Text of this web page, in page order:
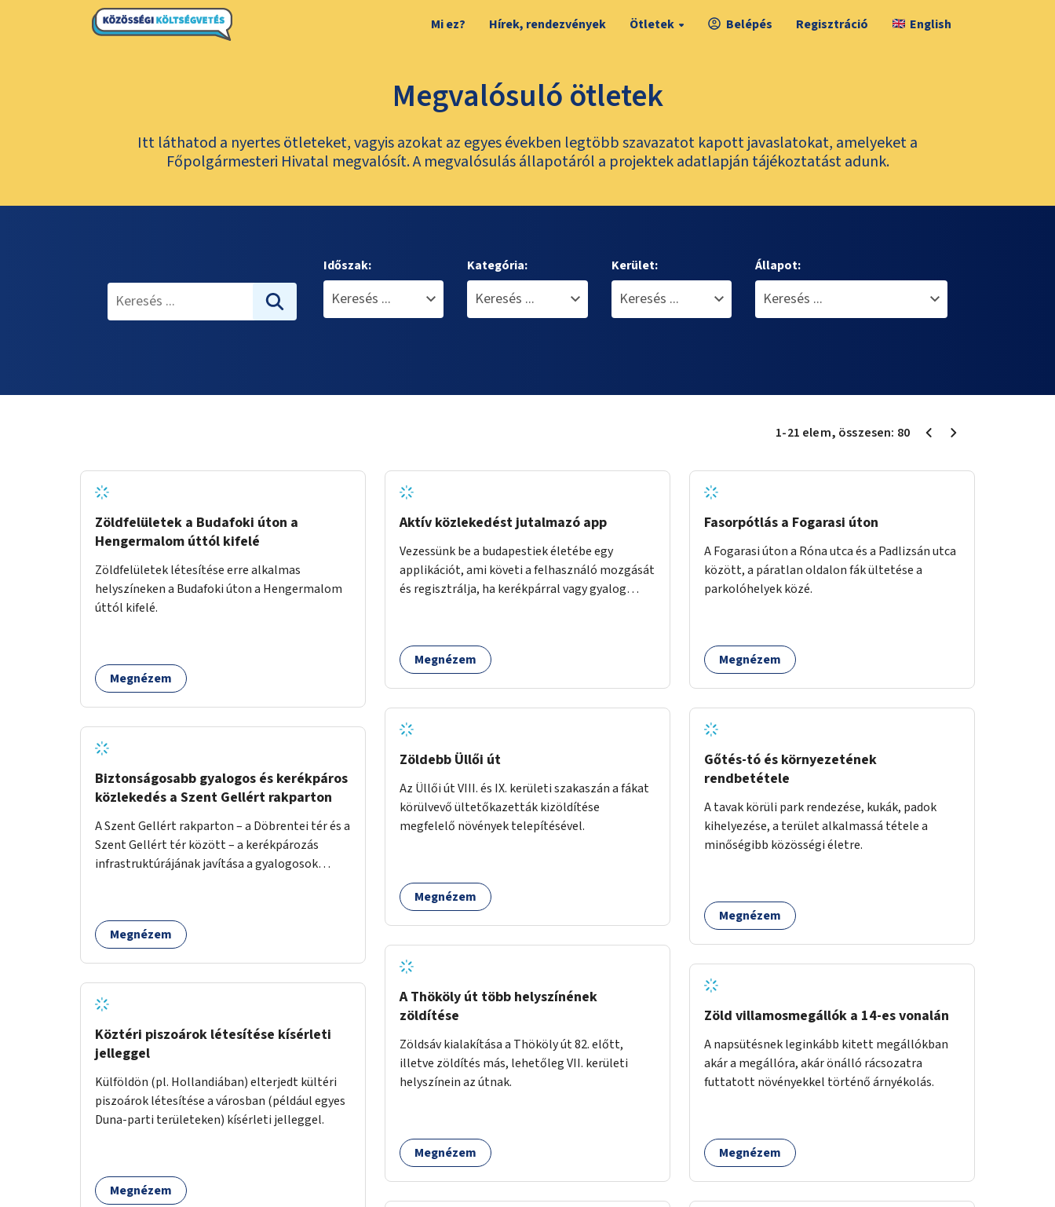
Mi ez? Hírek, rendezvények Ötletek Belépés Regisztráció English
Megvalósuló ötletek
Itt láthatod a nyertes ötleteket, vagyis azokat az egyes években legtöbb szavazatot kapott javaslatokat, amelyeket a
Főpolgármesteri Hivatal megvalósít. A megvalósulás állapotáról a projektek adatlapján tájékoztatást adunk.
Időszak: Kategória: Kerület: Állapot:
1-21 elem, összesen: 80
Zöldfelületek a Budafoki úton a
Hengermalom úttól kifelé
Zöldfelületek létesítése erre alkalmas
helyszíneken a Budafoki úton a Hengermalom
úttól kifelé.
Megnézem
Biztonságosabb gyalogos és kerékpáros
közlekedés a Szent Gellért rakparton
A Szent Gellért rakparton – a Döbrentei tér és a
Szent Gellért tér között – a kerékpározás
infrastruktúrájának javítása a gyalogosok
Megnézem
Köztéri piszoárok létesítése kísérleti
jelleggel
Külföldön (pl. Hollandiában) elterjedt kültéri
piszoárok létesítése a városban (például egyes
Duna-parti területeken) kísérleti jelleggel.
Megnézem
Aktív közlekedést jutalmazó app
Vezessünk be a budapestiek életébe egy
applikációt, ami követi a felhasználó mozgását
és regisztrálja, ha kerékpárral vagy gyalog
üzleti partnereknél kedvezményekre,
ajándékokra válthat a felhasználó.
Megnézem
Zöldebb Üllői út
Az Üllői út VIII. és IX. kerületi szakaszán a fákat
körülvevő ültetőkazetták kizöldítése
megfelelő növények telepítésével.
Megnézem
A Thököly út több helyszínének
zöldítése
Zöldsáv kialakítása a Thököly út 82. előtt,
illetve zöldítés más, lehetőleg VII. kerületi
helyszínein az útnak.
Megnézem
Fasorpótlás a Fogarasi úton
A Fogarasi úton a Róna utca és a Padlizsán utca
között, a páratlan oldalon fák ültetése a
parkolóhelyek közé.
Megnézem
Gőtés-tó és környezetének
rendbetétele
A tavak körüli park rendezése, kukák, padok
kihelyezése, a terület alkalmassá tétele a
minőségibb közösségi életre.
Megnézem
Zöld villamosmegállók a 14-es vonalán
A napsütésnek leginkább kitett megállókban
akár a megállóra, akár önálló rácsozatra
futtatott növényekkel történő árnyékolás.
Megnézem